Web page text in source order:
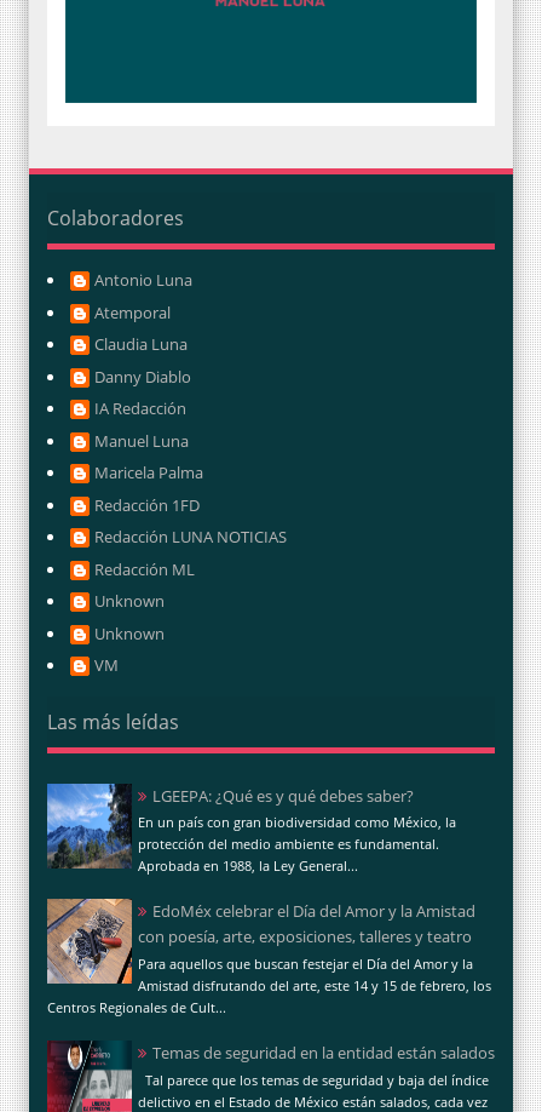
Colaboradores
Antonio Luna
Atemporal
Claudia Luna
Danny Diablo
IA Redacción
Manuel Luna
Maricela Palma
Redacción 1FD
Redacción LUNA NOTICIAS
Redacción ML
Unknown
Unknown
VM
Las más leídas
LGEEPA: ¿Qué es y qué debes saber?
En un país con gran biodiversidad como México, la
protección del medio ambiente es fundamental.
Aprobada en 1988, la Ley General...
EdoMéx celebrar el Día del Amor y la Amistad
con poesía, arte, exposiciones, talleres y teatro
Para aquellos que buscan festejar el Día del Amor y la
Amistad disfrutando del arte, este 14 y 15 de febrero, los
Centros Regionales de Cult...
Temas de seguridad en la entidad están salados
Tal parece que los temas de seguridad y baja del índice
delictivo en el Estado de México están salados, cada vez